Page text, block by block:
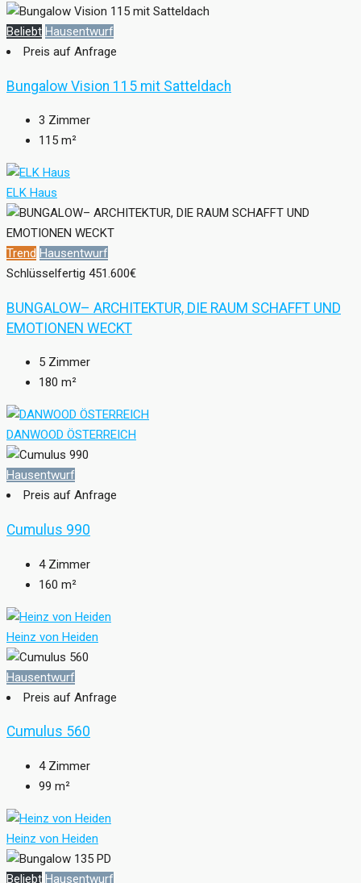
Beliebt Hausentwurf
Preis auf Anfrage
Bungalow Vision 115 mit Satteldach
3 Zimmer
115 m²
ELK Haus
Trend Hausentwurf
Schlüsselfertig 451.600€
BUNGALOW– ARCHITEKTUR, DIE RAUM SCHAFFT UND
EMOTIONEN WECKT
5 Zimmer
180 m²
DANWOOD ÖSTERREICH
Hausentwurf
Preis auf Anfrage
Cumulus 990
4 Zimmer
160 m²
Heinz von Heiden
Hausentwurf
Preis auf Anfrage
Cumulus 560
4 Zimmer
99 m²
Heinz von Heiden
Beliebt Hausentwurf